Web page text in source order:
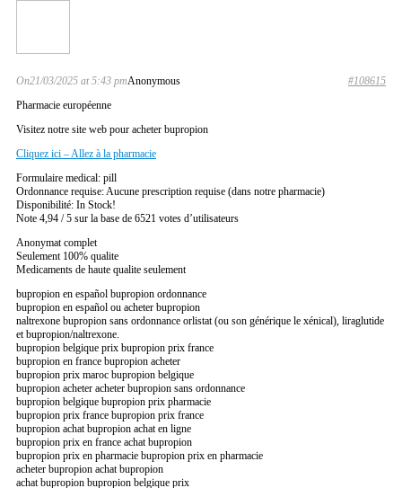
Anonymous
On21/03/2025 at 5:43 pm
#108615
Pharmacie européenne
Visitez notre site web pour acheter bupropion
Cliquez ici – Allez à la pharmacie
Formulaire medical: pill
Ordonnance requise: Aucune prescription requise (dans notre pharmacie)
Disponibilité: In Stock!
Note 4,94 / 5 sur la base de 6521 votes d’utilisateurs
Anonymat complet
Seulement 100% qualite
Medicaments de haute qualite seulement
bupropion en español bupropion ordonnance
bupropion en español ou acheter bupropion
naltrexone bupropion sans ordonnance orlistat (ou son générique le xénical), liraglutide
et bupropion/naltrexone.
bupropion belgique prix bupropion prix france
bupropion en france bupropion acheter
bupropion prix maroc bupropion belgique
bupropion acheter acheter bupropion sans ordonnance
bupropion belgique bupropion prix pharmacie
bupropion prix france bupropion prix france
bupropion achat bupropion achat en ligne
bupropion prix en france achat bupropion
bupropion prix en pharmacie bupropion prix en pharmacie
acheter bupropion achat bupropion
achat bupropion bupropion belgique prix